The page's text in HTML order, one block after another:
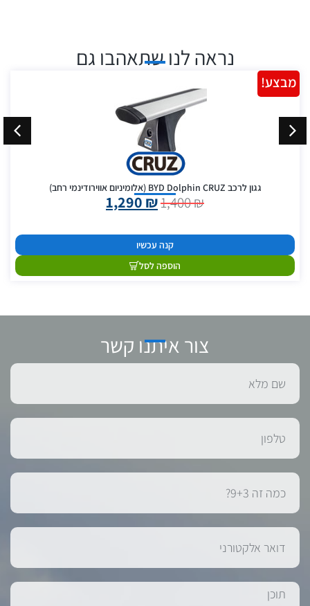
נראה לנו שתאהבו גם
גגון לרכב BYD Dolphin CRUZ (אלומיניום אווירודינמי רחב)
1,400₪
1,290 ₪
קנה עכשיו
הוספה לסל
מבצע!
צור איתנו קשר